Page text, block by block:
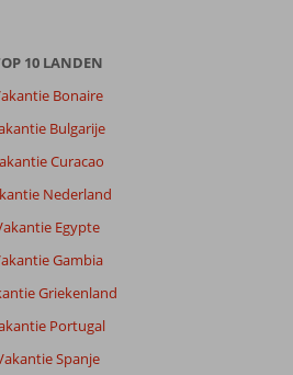
10 LANDEN
Bonaire
Bulgarije
Curacao
Nederland
Egypte
Gambia
Griekenland
Portugal
Spanje